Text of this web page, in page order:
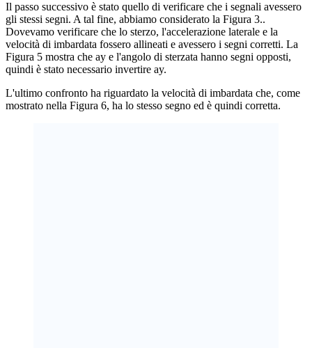
Il passo successivo è stato quello di verificare che i segnali avessero
gli stessi segni. A tal fine, abbiamo considerato la Figura 3..
Dovevamo verificare che lo sterzo, l'accelerazione laterale e la
velocità di imbardata fossero allineati e avessero i segni corretti. La
Figura 5 mostra che ay e l'angolo di sterzata hanno segni opposti,
quindi è stato necessario invertire ay.
L'ultimo confronto ha riguardato la velocità di imbardata che, come
mostrato nella Figura 6, ha lo stesso segno ed è quindi corretta.